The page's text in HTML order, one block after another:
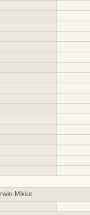
Mikke